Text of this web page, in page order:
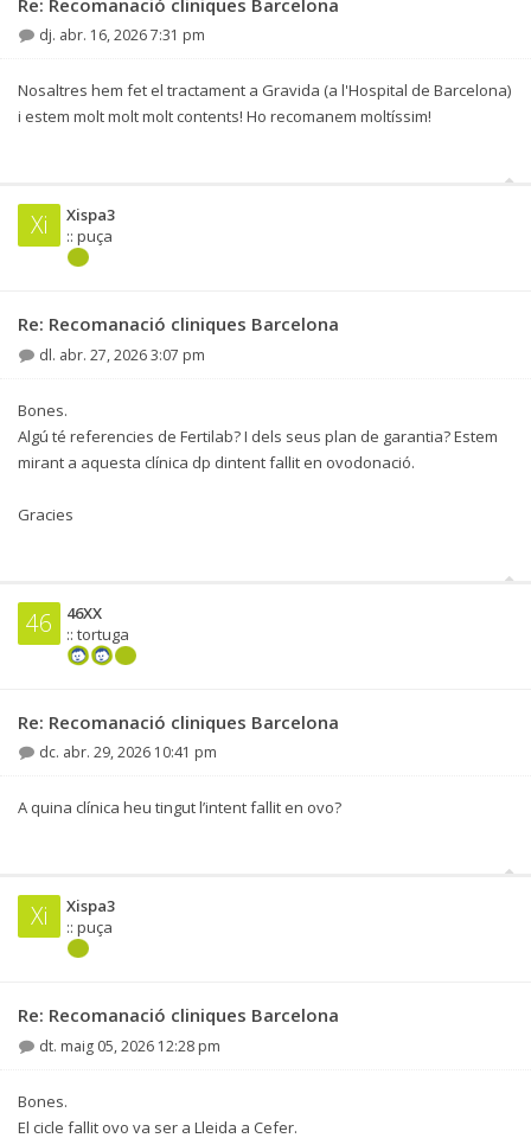
dj. abr. 16, 2026 7:31 pm
Nosaltres hem fet el tractament a Gravida (a l'Hospital de Barcelona)
i estem molt molt molt contents! Ho recomanem moltíssim!
Xi
Xispa3
:: puça
Re: Recomanació cliniques Barcelona
dl. abr. 27, 2026 3:07 pm
Bones.
Algú té referencies de Fertilab? I dels seus plan de garantia? Estem
mirant a aquesta clínica dp dintent fallit en ovodonació.
Gracies
46
46XX
:: tortuga
Re: Recomanació cliniques Barcelona
dc. abr. 29, 2026 10:41 pm
A quina clínica heu tingut l’intent fallit en ovo?
Xi
Xispa3
:: puça
Re: Recomanació cliniques Barcelona
dt. maig 05, 2026 12:28 pm
Bones.
El cicle fallit ovo va ser a Lleida a Cefer.